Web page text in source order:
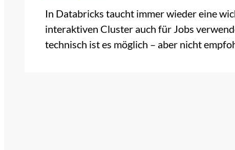
In Databricks taucht immer wieder eine
interaktiven Cluster auch für Jobs
technisch ist es möglich – aber nicht